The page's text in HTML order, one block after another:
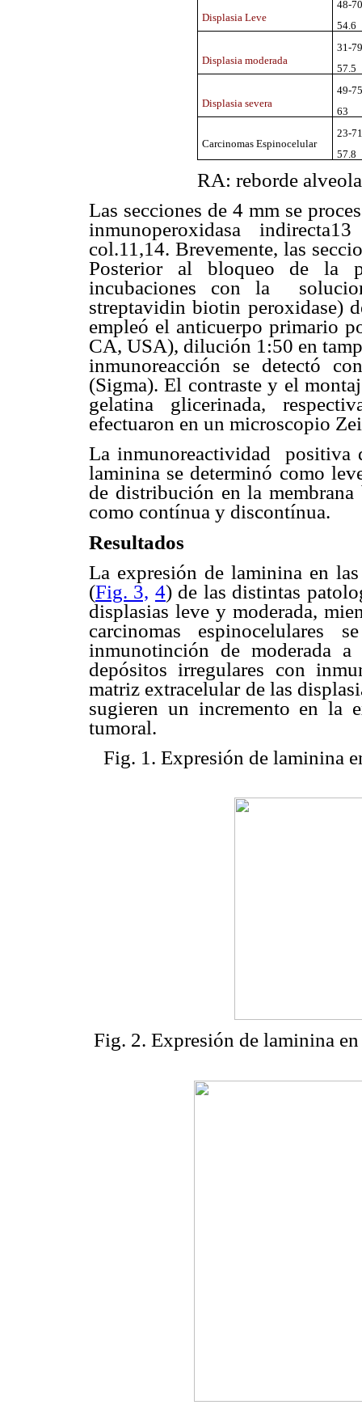
Displasia Leve
48-70
54.6
Displasia moderada
31-79
57.5
Displasia severa
49-75
63
Carcinomas Espinocelular
23-71
57.8
RA: reborde
Las secciones de 4 mm se
inmunoperoxidasa
col.11,14. Brevemente, las
Posterior al bloqueo de la
incubaciones con la
streptavidin biotin peroxidase)
empleó el anticuerpo primario
CA, USA), dilución 1:50 en
inmunoreacción se detectó
(Sigma). El contraste y el
gelatina glicerinada,
efectuaron en un microscopio
La inmunoreactividad positiva
laminina se determinó como
de distribución en la
como contínua y discontínua.
Resultados
La expresión de laminina en
(Fig. 3, 4) de las distintas
displasias leve y moderada,
carcinomas
inmunotinción de moderada a
depósitos irregulares con
matriz extracelular de las
sugieren un incremento en la
tumoral.
Fig. 1. Expresión de laminina
Fig. 2. Expresión de laminina